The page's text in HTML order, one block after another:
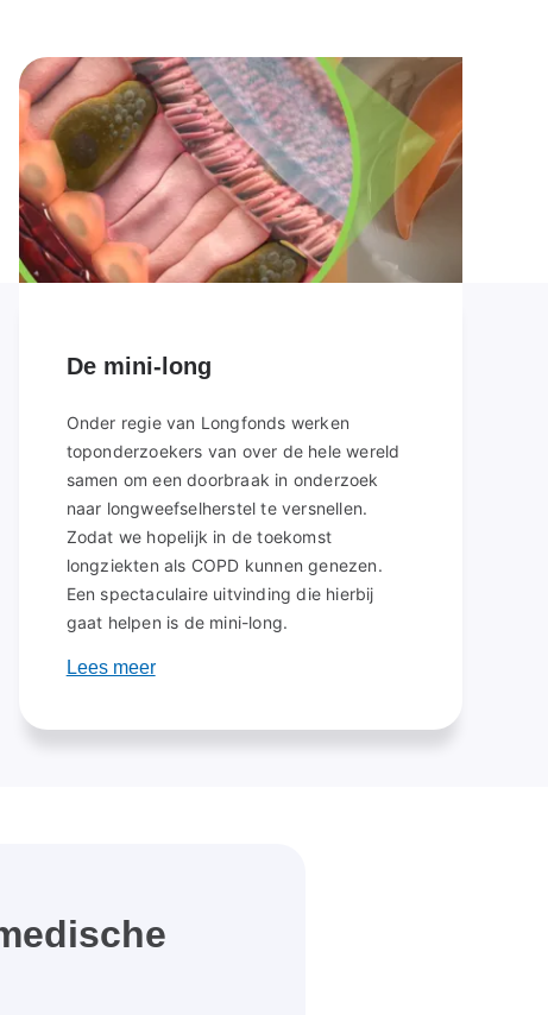
De mini-long
Onder regie van Longfonds werken
toponderzoekers van over de hele wereld
samen om een doorbraak in onderzoek
naar longweefselherstel te versnellen.
Zodat we hopelijk in de toekomst
longziekten als COPD kunnen genezen.
Een spectaculaire uitvinding die hierbij
gaat helpen is de mini-long.
Lees meer